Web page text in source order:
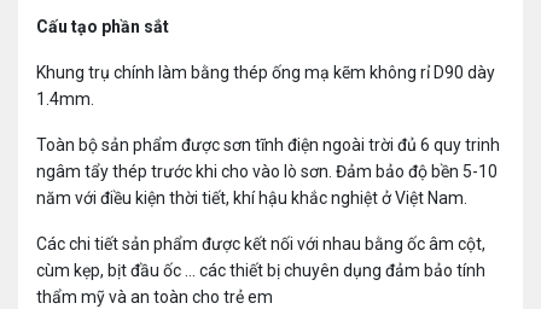
Cấu tạo phần sắt
Khung trụ chính làm bằng thép ống mạ kẽm không rỉ D90 dày
1.4mm.
Toàn bộ sản phẩm được sơn tĩnh điện ngoài trời đủ 6 quy trinh
ngâm tẩy thép trước khi cho vào lò sơn. Đảm bảo độ bền 5-10
năm với điều kiện thời tiết, khí hậu khắc nghiệt ở Việt Nam.
Các chi tiết sản phẩm được kết nối với nhau bằng ốc âm cột,
cùm kẹp, bịt đầu ốc ... các thiết bị chuyên dụng đảm bảo tính
thẩm mỹ và an toàn cho trẻ em